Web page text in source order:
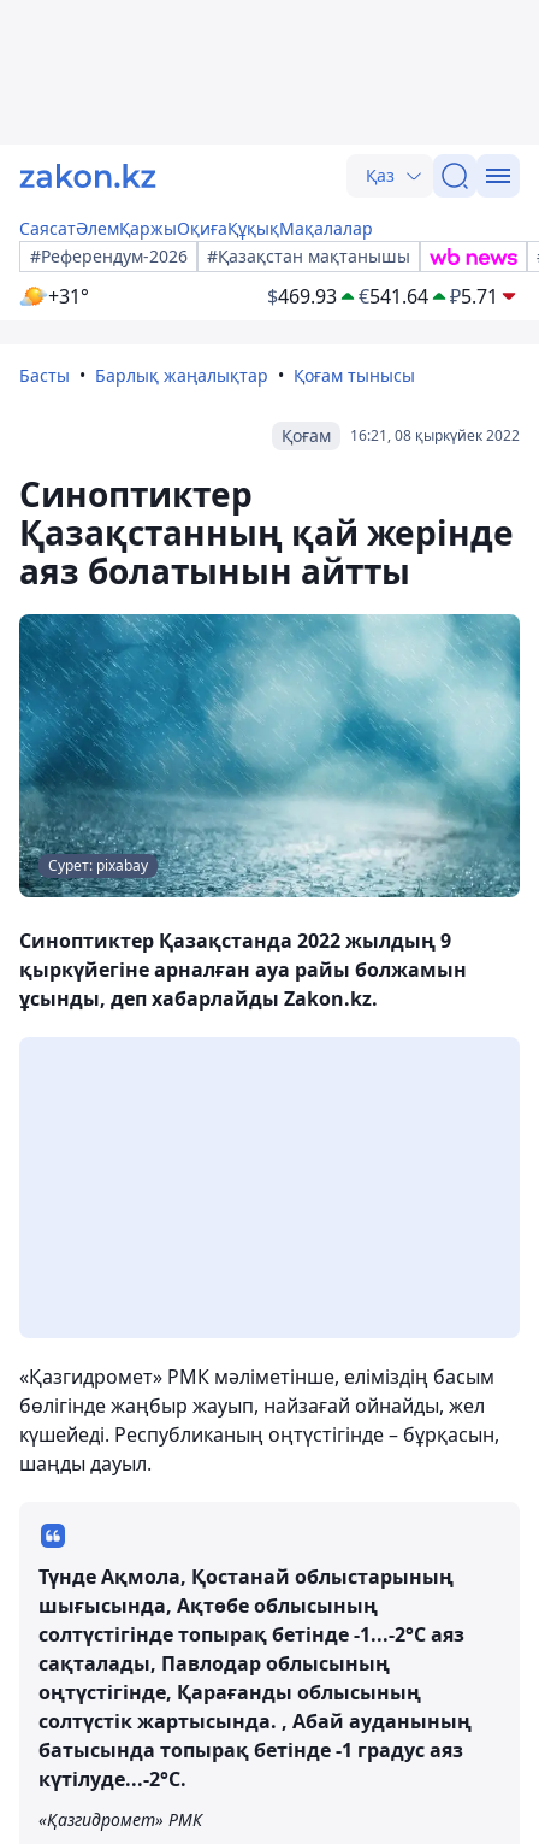
Қаз
СаясатӘлемҚаржыОқиғаҚұқықМақалалар
#Референдум-2026
#Қазақстан мақтанышы
+31° $469.93 €541.64 ₽5.71
Басты Барлық жаңалықтар Қоғам тынысы
16:21, 08 қыркүйек 2022
Қоғам
Синоптиктер
Қазақстанның қай жерінде
аяз болатынын айтты
Сурет: pixabay
Синоптиктер Қазақстанда 2022 жылдың 9
қыркүйегіне арналған ауа райы болжамын
ұсынды, деп хабарлайды Zakon.kz.
«Қазгидромет» РМК мәліметінше, еліміздің басым
бөлігінде жаңбыр жауып, найзағай ойнайды, жел
күшейеді. Республиканың оңтүстігінде – бұрқасын,
шаңды дауыл.
Түнде Ақмола, Қостанай облыстарының
шығысында, Ақтөбе облысының
солтүстігінде топырақ бетінде -1...-2°С аяз
сақталады, Павлодар облысының
оңтүстігінде, Қарағанды ​​облысының
солтүстік жартысында. , Абай ауданының
батысында топырақ бетінде -1 градус аяз
күтілуде...-2°C.
«Қазгидромет» РМК